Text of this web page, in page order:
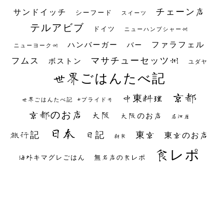
サンドイッチ シーフード スイーツ チェーン店
テルアビブ ドイツ ニューハンプシャー州
ニューヨーク州 ハンバーガー バー ファラフェル
フムス ボストン マサチューセッツ州 ユダヤ
世界ごはんたべ記
世界ごはんたべ記 #プライド号 中東料理 京都
京都のお店 大阪 大阪のお店 居酒屋
旅行記 日本 日記 朝食 東京 東京のお店
海外キマグレごはん 無名店の食レポ 食レポ